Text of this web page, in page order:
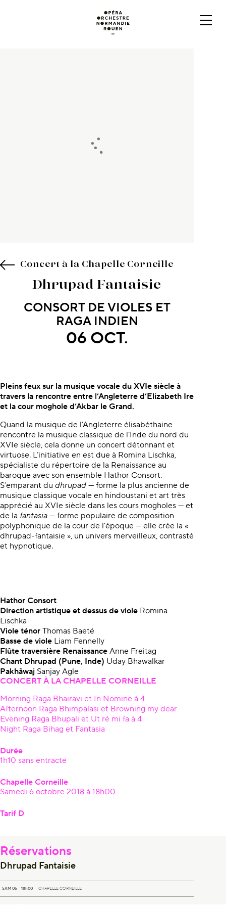
Concert à la Chapelle Corneille
Dhrupad Fantaisie
CONSORT DE VIOLES ET
RAGA INDIEN
06 OCT.
À propos du concert
Pleins feux sur la musique vocale du XVIe siècle à
travers la rencontre entre l’Angleterre d’Elizabeth Ire
et la cour moghole d’Akbar le Grand.
Quand la musique de l’Angleterre élisabéthaine
rencontre la musique classique de l’Inde du nord du
XVIe siècle, cela donne un concert détonnant et
virtuose. L’initiative en est due à Romina Lischka,
spécialiste du répertoire de la Renaissance au
baroque avec son ensemble Hathor Consort.
S’emparant du dhrupad — forme la plus ancienne de
musique classique vocale en hindoustani et art très
apprécié au XVIe siècle dans les cours mogholes — et
de la fantasia — forme populaire de composition
polyphonique de la cour de l’époque — elle crée la «
dhrupad-fantaisie », un univers merveilleux, contrasté
et hypnotique.
Hathor Consort
Direction artistique et dessus de viole Romina
Lischka
Viole ténor Thomas Baeté
Basse de viole Liam Fennelly
Flûte traversière Renaissance Anne Freitag
Chant Dhrupad (Pune, Inde) Uday Bhawalkar
Pakhâwaj Sanjay Agle
CONCERT À LA CHAPELLE CORNEILLE
Morning Raga Bhairavi et In Nomine à 4
Afternoon Raga Bhimpalasi et Browning my dear
Evening Raga Bhupali et Ut ré mi fa à 4
Night Raga Bihag et Fantasia
Durée
1h10 sans entracte
Chapelle Corneille
Samedi 6 octobre 2018 à 18h00
Tarif D
Réservations
Dhrupad Fantaisie
SAM 06 18h00
DHRUPAD FANTAISIECHAPELLE CORNEILLE